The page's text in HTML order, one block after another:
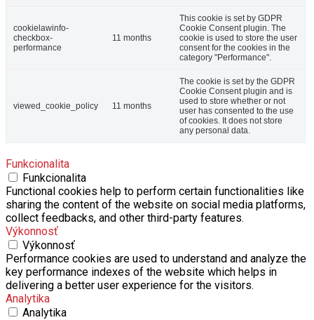
cookielawinfo-
checkbox-
performance
11 months
This cookie is set by GDPR
Cookie Consent plugin. The
cookie is used to store the user
consent for the cookies in the
category "Performance".
viewed_cookie_policy 11 months
The cookie is set by the GDPR
Cookie Consent plugin and is
used to store whether or not
user has consented to the use
of cookies. It does not store
any personal data.
Funkcionalita
Funkcionalita
Functional cookies help to perform certain functionalities like
sharing the content of the website on social media platforms,
collect feedbacks, and other third-party features.
Výkonnosť
Výkonnosť
Performance cookies are used to understand and analyze the
key performance indexes of the website which helps in
delivering a better user experience for the visitors.
Analytika
Analytika